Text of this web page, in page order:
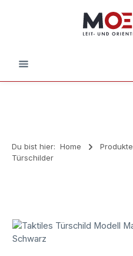
Zum Hauptinhalt springen
Du bist hier: Home Produkte
Türschilder
Bildergalerie überspringen